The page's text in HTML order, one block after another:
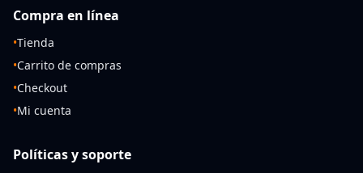
Compra en línea
•Tienda
•Carrito de compras
•Checkout
•Mi cuenta
Políticas y soporte